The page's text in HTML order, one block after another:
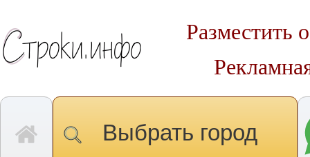
Разместить
Выбрать город